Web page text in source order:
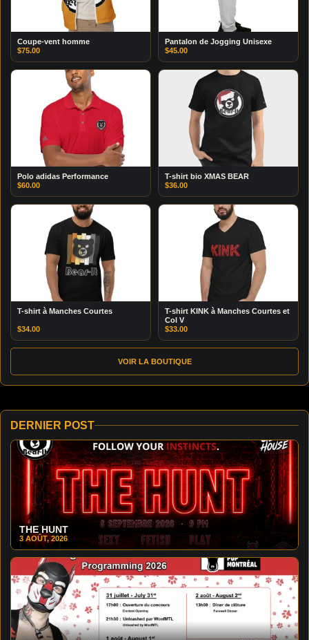
Coupe-vent homme
$75.00
Pantalon de Jogging Unisexe
$45.00
Polo adidas Performance
$60.00
T-shirt bio XMAS BEAR
$36.00
T-shirt à Manches Courtes
$34.00
T-shirt KINK à Manches Courtes et
Col V
$33.00
VOIR LA BOUTIQUE
DERNIER POST
THE HUNT
3 AOÛT, 2026